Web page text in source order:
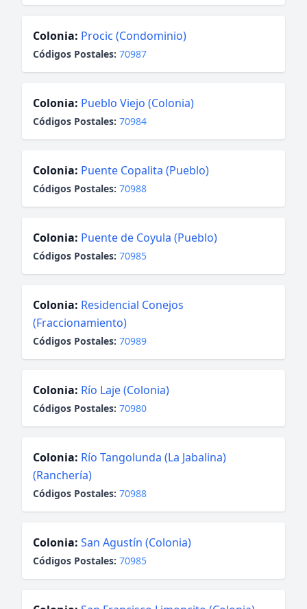
Colonia: Procic (Condominio)
Códigos Postales: 70987
Colonia: Pueblo Viejo (Colonia)
Códigos Postales: 70984
Colonia: Puente Copalita (Pueblo)
Códigos Postales: 70988
Colonia: Puente de Coyula (Pueblo)
Códigos Postales: 70985
Colonia: Residencial Conejos
(Fraccionamiento)
Códigos Postales: 70989
Colonia: Río Laje (Colonia)
Códigos Postales: 70980
Colonia: Río Tangolunda (La Jabalina)
(Ranchería)
Códigos Postales: 70988
Colonia: San Agustín (Colonia)
Códigos Postales: 70985